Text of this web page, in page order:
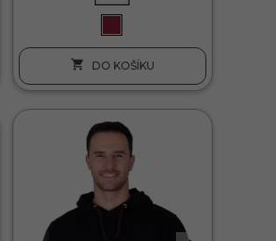
 DO KOŠÍKU